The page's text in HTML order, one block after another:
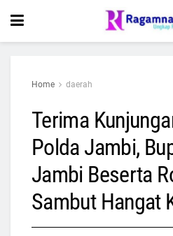
Home daerah
Terima
Polda Jambi,
Jambi Beserta
Sambut Hangat